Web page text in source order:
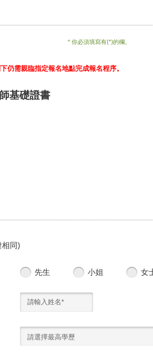
* 你必須填寫有(*)的欄。
仍需親臨指定報名地點完成報名程序。
基礎證書
相同)
先生 小姐 女
請選擇最高學歷